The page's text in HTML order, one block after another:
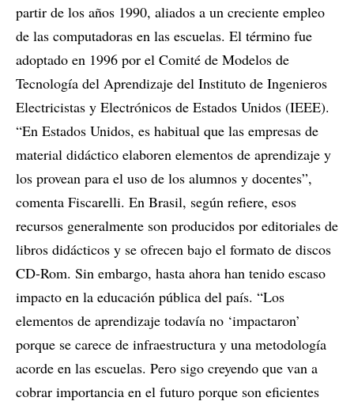
partir de los años 1990, aliados a un creciente empleo
de las computadoras en las escuelas. El término fue
adoptado en 1996 por el Comité de Modelos de
Tecnología del Aprendizaje del Instituto de Ingenieros
Electricistas y Electrónicos de Estados Unidos (IEEE).
“En Estados Unidos, es habitual que las empresas de
material didáctico elaboren elementos de aprendizaje y
los provean para el uso de los alumnos y docentes”,
comenta Fiscarelli. En Brasil, según refiere, esos
recursos generalmente son producidos por editoriales de
libros didácticos y se ofrecen bajo el formato de discos
CD-Rom. Sin embargo, hasta ahora han tenido escaso
impacto en la educación pública del país. “Los
elementos de aprendizaje todavía no ‘impactaron’
porque se carece de infraestructura y una metodología
acorde en las escuelas. Pero sigo creyendo que van a
cobrar importancia en el futuro porque son eficientes